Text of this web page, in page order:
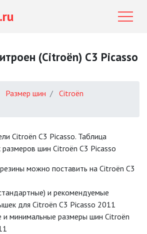
.ru
(Citroën) C3 Picasso
Размер шин
Citroën
Citroën C3 Picasso. Таблица
шин Citroën C3 Picasso
можно поставить на Citroën C3
и рекомендуемые
для Citroën C3 Picasso 2011
и минимальные размеры шин Citroën